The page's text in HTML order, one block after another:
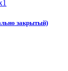
закрытый)